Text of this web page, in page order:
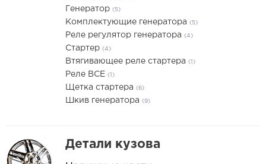
Генератор (5)
Комплектующие генератора (5)
Реле регулятор генератора (4)
Стартер (4)
Втягивающее реле стартера (1)
Реле ВСЕ (1)
Щетка стартера (6)
Шкив генератора (9)
Детали кузова